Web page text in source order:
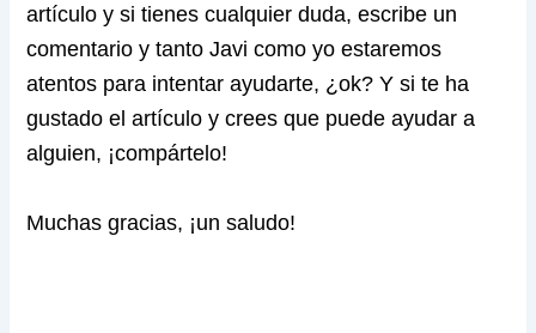
artículo y si tienes cualquier duda, escribe un
comentario y tanto Javi como yo estaremos
atentos para intentar ayudarte, ¿ok? Y si te ha
gustado el artículo y crees que puede ayudar a
alguien, ¡compártelo!
Muchas gracias, ¡un saludo!